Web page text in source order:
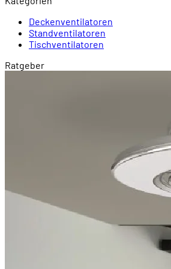
Deckenventilatoren
Standventilatoren
Tischventilatoren
Ratgeber